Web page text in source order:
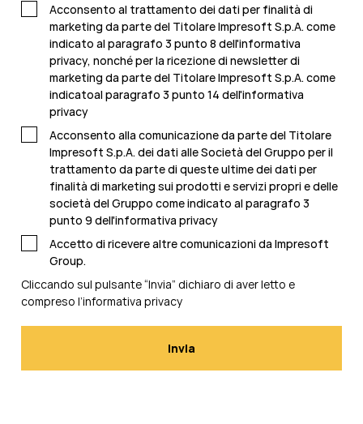
Acconsento al trattamento dei dati per finalità di
marketing da parte del Titolare Impresoft S.p.A. come
indicato al paragrafo 3 punto 8 dell'informativa
privacy, nonché per la ricezione di newsletter di
marketing da parte del Titolare Impresoft S.p.A. come
indicatoal paragrafo 3 punto 14 dell'informativa
privacy
Acconsento alla comunicazione da parte del Titolare
Impresoft S.p.A. dei dati alle Società del Gruppo per il
trattamento da parte di queste ultime dei dati per
finalità di marketing sui prodotti e servizi propri e delle
società del Gruppo come indicato al paragrafo 3
punto 9 dell'informativa privacy
Accetto di ricevere altre comunicazioni da Impresoft
Group.
Cliccando sul pulsante “Invia” dichiaro di aver letto e
compreso l’informativa privacy